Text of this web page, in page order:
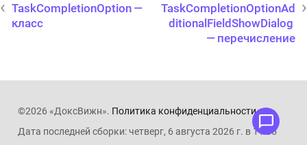
TaskCompletionOption —
класс
TaskCompletionOptionAd
ditionalFieldShowDialog
— перечисление
©2026 «ДоксВижн». Политика конфиденциальности.
Дата последней сборки: четверг, 6 августа 2026 г. в 11:05